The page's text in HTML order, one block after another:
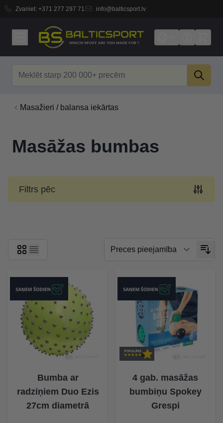
Zvaniet: +371 277 297 71 info@balticsport.lv
Masažieri / balansa iekārtas
Masāžas bumbas
Filtrs pēc
Bumba ar
radziņiem Duo Ezis
27cm diametrā
4 gab. masāžas
bumbiņu Spokey
Grespi